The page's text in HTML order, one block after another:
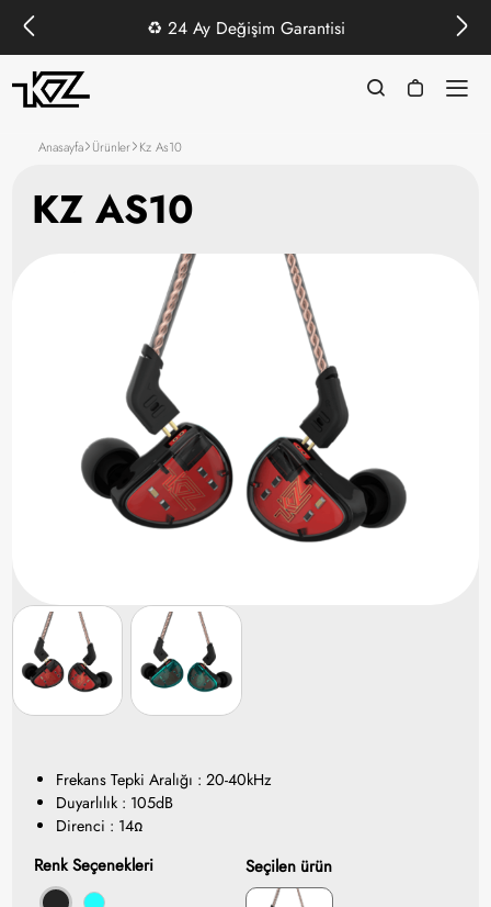
♻️ 24 Ay Değişim Garantisi
Anasayfa Ürünler Kz As10
KZ AS10
Frekans Tepki Aralığı : 20-40kHz
Duyarlılık : 105dB
Direnci : 14Ω​
Renk Seçenekleri Seçilen ürün